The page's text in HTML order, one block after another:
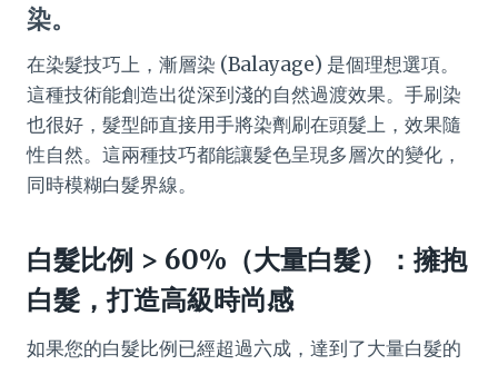
染。
在染髮技巧上，漸層染 (Balayage) 是個理想選項。
這種技術能創造出從深到淺的自然過渡效果。手刷染
也很好，髮型師直接用手將染劑刷在頭髮上，效果隨
性自然。這兩種技巧都能讓髮色呈現多層次的變化，
同時模糊白髮界線。
白髮比例 > 60%（大量白髮）：擁抱
白髮，打造高級時尚感
如果您的白髮比例已經超過六成，達到了大量白髮的